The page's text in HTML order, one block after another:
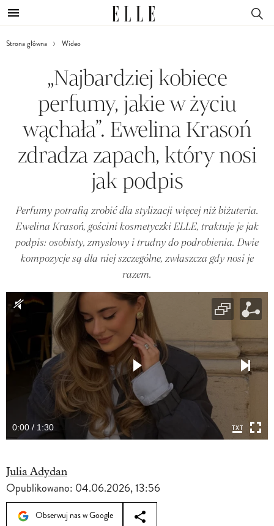
Strona główna Wideo
„Najbardziej kobiece
perfumy, jakie w życiu
wąchała”. Ewelina Krasoń
zdradza zapach, który nosi
jak podpis
Perfumy potrafią zrobić dla stylizacji więcej niż biżuteria.
Ewelina Krasoń, gościni kosmetyczki ELLE, traktuje je jak
podpis: osobisty, zmysłowy i trudny do podrobienia. Dwie
kompozycje są dla niej szczególne, zwłaszcza gdy nosi je
razem.
0:00 / 1:30
Julia Adydan
Opublikowano: 04.06.2026, 13:56
Obserwuj nas w Google